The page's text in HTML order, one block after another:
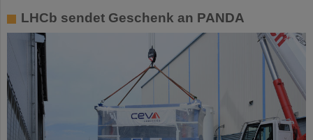
LHCb sendet Geschenk an PANDA